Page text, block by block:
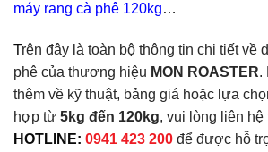
máy rang cà phê 120kg…
Trên đây là toàn bộ thông tin chi tiết về
phê của thương hiệu MON ROASTER.
thêm về kỹ thuật, bảng giá hoặc lựa
hợp từ 5kg đến 120kg, vui lòng liên hệ
HOTLINE: 0941 423 200 để được hỗ